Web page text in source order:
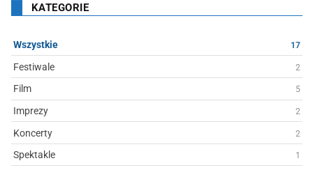
KATEGORIE
Wszystkie 17
Festiwale 2
Film 5
Imprezy 2
Koncerty 2
Spektakle 1